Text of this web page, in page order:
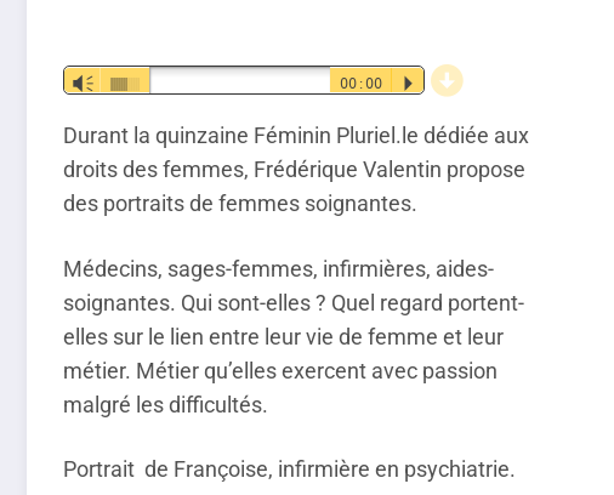
Lecteur
Vm 00:00 P d
Durant la quinzaine Féminin Pluriel.le dédiée aux
droits des femmes, Frédérique Valentin propose
des portraits de femmes soignantes.
Médecins, sages-femmes, infirmières, aides-
soignantes. Qui sont-elles ? Quel regard portent-
elles sur le lien entre leur vie de femme et leur
métier. Métier qu’elles exercent avec passion
malgré les difficultés.
Portrait de Françoise, infirmière en psychiatrie.